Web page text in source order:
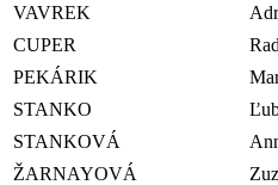
VAVREK
CUPER
PEKÁRIK
STANKO
STANKOVÁ
ŽARNAYOVÁ